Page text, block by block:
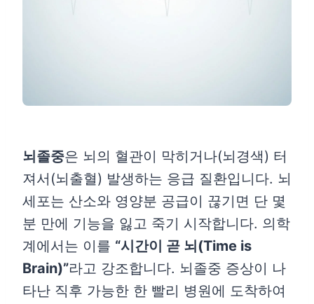
뇌졸중은 뇌의 혈관이 막히거나(뇌경색) 터
져서(뇌출혈) 발생하는 응급 질환입니다. 뇌
세포는 산소와 영양분 공급이 끊기면 단 몇
분 만에 기능을 잃고 죽기 시작합니다. 의학
계에서는 이를 “시간이 곧 뇌(Time is
Brain)”라고 강조합니다. 뇌졸중 증상이 나
타난 직후 가능한 한 빨리 병원에 도착하여